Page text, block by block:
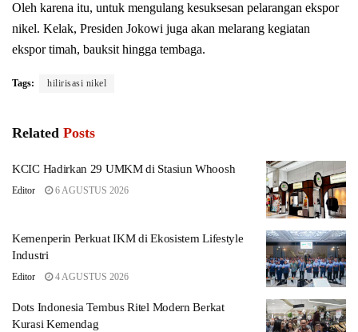
Oleh karena itu, untuk mengulang kesuksesan pelarangan ekspor
nikel. Kelak, Presiden Jokowi juga akan melarang kegiatan
ekspor timah, bauksit hingga tembaga.
Tags: hilirisasi nikel
Related Posts
KCIC Hadirkan 29 UMKM di Stasiun Whoosh
Editor 6 AGUSTUS 2026
Kemenperin Perkuat IKM di Ekosistem Lifestyle
Industri
Editor 4 AGUSTUS 2026
Dots Indonesia Tembus Ritel Modern Berkat
Kurasi Kemendag